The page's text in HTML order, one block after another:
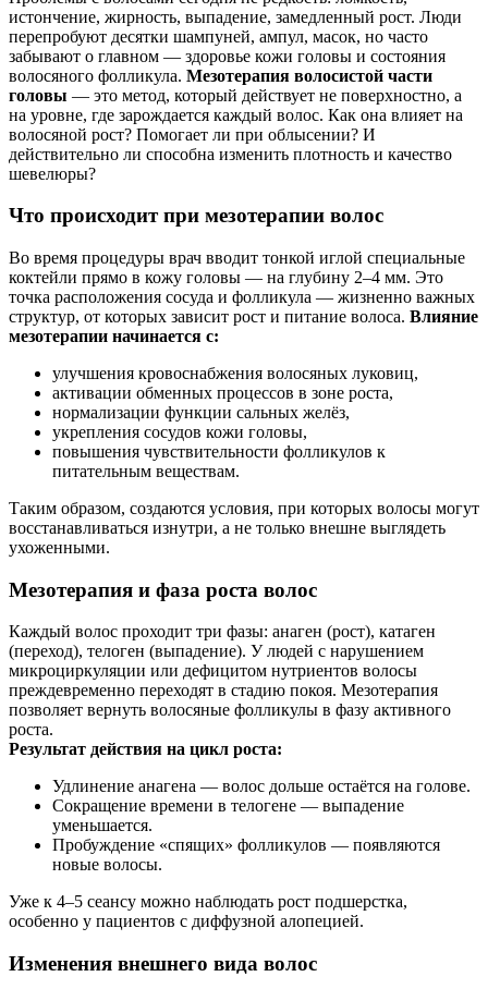
истончение, жирность, выпадение, замедленный рост. Люди
перепробуют десятки шампуней, ампул, масок, но часто
забывают о главном — здоровье кожи головы и состояния
волосяного фолликула. Мезотерапия волосистой части
головы — это метод, который действует не поверхностно, а
на уровне, где зарождается каждый волос. Как она влияет на
волосяной рост? Помогает ли при облысении? И
действительно ли способна изменить плотность и качество
шевелюры?
Что происходит при мезотерапии волос
Во время процедуры врач вводит тонкой иглой специальные
коктейли прямо в кожу головы — на глубину 2–4 мм. Это
точка расположения сосуда и фолликула — жизненно важных
структур, от которых зависит рост и питание волоса. Влияние
мезотерапии начинается с:
улучшения кровоснабжения волосяных луковиц,
активации обменных процессов в зоне роста,
нормализации функции сальных желёз,
укрепления сосудов кожи головы,
повышения чувствительности фолликулов к
питательным веществам.
Таким образом, создаются условия, при которых волосы могут
восстанавливаться изнутри, а не только внешне выглядеть
ухоженными.
Мезотерапия и фаза роста волос
Каждый волос проходит три фазы: анаген (рост), катаген
(переход), телоген (выпадение). У людей с нарушением
микроциркуляции или дефицитом нутриентов волосы
преждевременно переходят в стадию покоя. Мезотерапия
позволяет вернуть волосяные фолликулы в фазу активного
роста.
Результат действия на цикл роста:
Удлинение анагена — волос дольше остаётся на голове.
Сокращение времени в телогене — выпадение
уменьшается.
Пробуждение «спящих» фолликулов — появляются
новые волосы.
Уже к 4–5 сеансу можно наблюдать рост подшерстка,
особенно у пациентов с диффузной алопецией.
Изменения внешнего вида волос